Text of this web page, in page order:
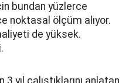
bundan yüzlerce
noktasal ölçüm alıyor.
de yüksek.
yıl çalıştıklarını anlatan